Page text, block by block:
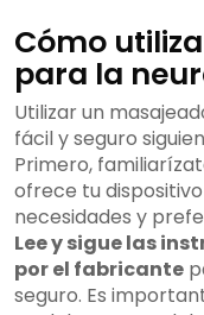
Cómo
para la
Utilizar un
fácil y seguro
Primero,
ofrece tu
necesidades y
Lee y sigue las
por el fabricante
seguro. Es